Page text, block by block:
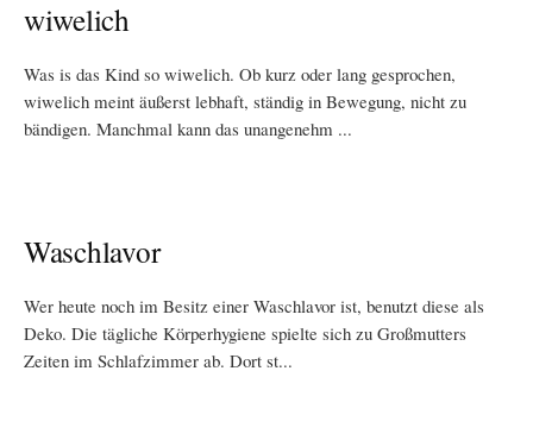
wiwelich
Was is das Kind so wiwelich. Ob kurz oder lang gesprochen,
wiwelich meint äußerst lebhaft, ständig in Bewegung, nicht zu
bändigen. Manchmal kann das unangenehm ...
Waschlavor
Wer heute noch im Besitz einer Waschlavor ist, benutzt diese als
Deko. Die tägliche Körperhygiene spielte sich zu Großmutters
Zeiten im Schlafzimmer ab. Dort st...